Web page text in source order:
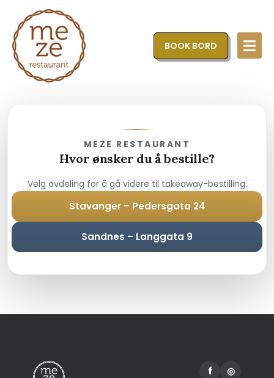
BOOK BORD
MEZE RESTAURANT
Hvor ønsker du å bestille?
Velg avdeling for å gå videre til takeaway-bestilling.
Stavanger – Pedersgata 24
Sandnes – Langgata 9
f ◎